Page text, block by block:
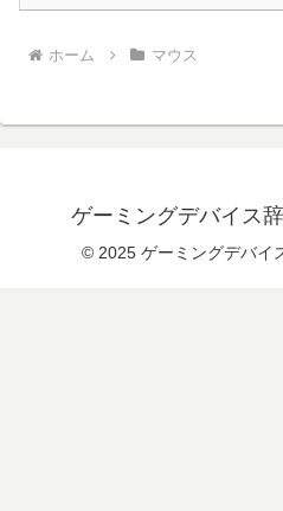
ホーム マウス
ゲーミングデバイス
© 2025 ゲーミングデバイ